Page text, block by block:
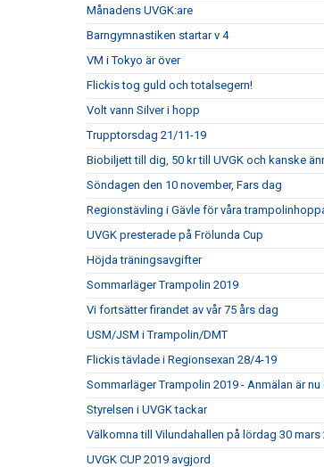
Månadens UVGK:are
Barngymnastiken startar v 4
VM i Tokyo är över
Flickis tog guld och totalsegern!
Volt vann Silver i hopp
Trupptorsdag 21/11-19
Biobiljett till dig, 50 kr till UVGK och kanske
Söndagen den 10 november, Fars dag
Regionstävling i Gävle för våra
UVGK presterade på Frölunda Cup
Höjda träningsavgifter
Sommarläger Trampolin 2019
Vi fortsätter firandet av vår 75 års dag
USM/JSM i Trampolin/DMT
Flickis tävlade i Regionsexan 28/4-19
Sommarläger Trampolin 2019 - Anmälan är nu
Styrelsen i UVGK tackar
Välkomna till Vilundahallen på lördag 30 mars
UVGK CUP 2019 avgjord